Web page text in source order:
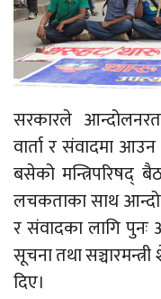
सरकारले
वार्ता र संवादमा
बसेको मन्त्रिपरिषद्
लचकताका साथ
र संवादका लागि पुनः
सूचना तथा
दिए।